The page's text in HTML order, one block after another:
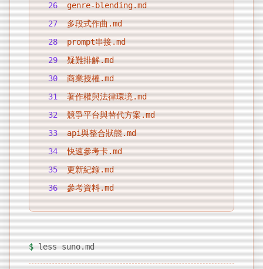
26
genre-blending.md
27
多段式作曲.md
28
prompt串接.md
29
疑難排解.md
30
商業授權.md
31
著作權與法律環境.md
32
競爭平台與替代方案.md
33
api與整合狀態.md
34
快速參考卡.md
35
更新紀錄.md
36
參考資料.md
$less suno.md